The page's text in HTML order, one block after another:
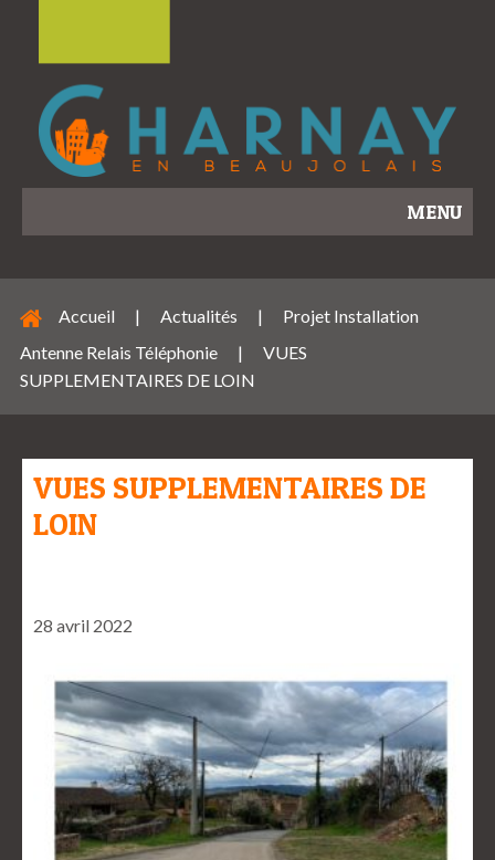
MENU
Accueil | Actualités |
Projet Installation
Antenne Relais Téléphonie
|
VUES
SUPPLEMENTAIRES DE LOIN
VUES SUPPLEMENTAIRES DE
LOIN
28 avril 2022